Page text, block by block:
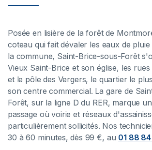
Posée en lisière de la forêt de
coteau qui fait dévaler les eaux de
la commune, Saint-Brice-sous-Forêt
Vieux Saint-Brice et son église, les
et le pôle des Vergers, le quartier le
son centre commercial. La gare de
Forêt, sur la ligne D du RER, marque
passage où voirie et réseaux
particulièrement sollicités. Nos
30 à 60 minutes, dès 99 €, au 01 88 84